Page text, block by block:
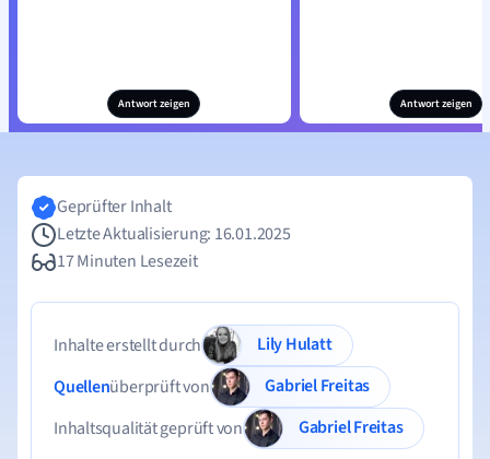
Antwort zeigen Antwort zeigen
Geprüfter Inhalt
Letzte Aktualisierung: 16.01.2025
17 Minuten Lesezeit
Inhalte erstellt durch
Lily Hulatt
Quellenüberprüft von
Gabriel Freitas
Inhaltsqualität geprüft von
Gabriel Freitas